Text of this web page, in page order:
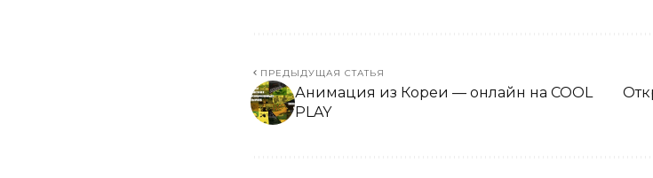
ПРЕДЫДУЩАЯ СТАТЬЯ
Анимация из Кореи — онлайн на COOL
PLAY